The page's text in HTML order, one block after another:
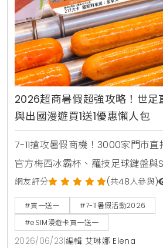
2026超商暑假超強攻略！世足
與出國漫遊買1送1優惠懶人包
7-11搶攻暑假商機！3000家門市
官方梅西冰霸杯、羅技足球鍵盤
椒麻熱狗。針對親子家庭推出2000
會，免費下載環保手掌繪本。出國
漫遊網卡享買1送1。
網友評分 (共48人參與)
#買一送一
#7-11暑假活動2026
#eSIM漫遊卡買一送一
2026/06/23 編輯 艾琳娜 Elena